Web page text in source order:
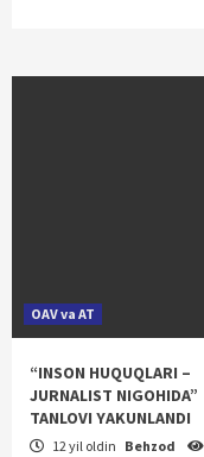
OAV va AT
“INSON HUQUQLARI –
JURNALIST NIGOHIDA”
TANLOVI YAKUNLANDI
12 yil oldin Behzod